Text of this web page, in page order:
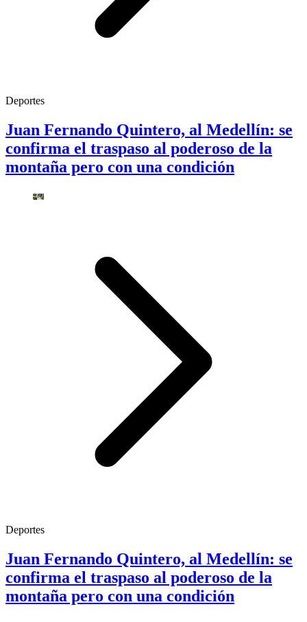
Deportes
Juan Fernando Quintero, al Medellín: se
confirma el traspaso al poderoso de la
montaña pero con una condición
Deportes
Juan Fernando Quintero, al Medellín: se
confirma el traspaso al poderoso de la
montaña pero con una condición